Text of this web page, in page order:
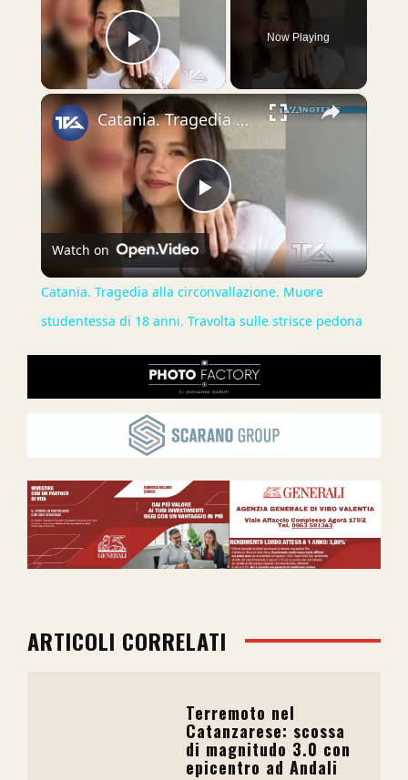
Play Video
Now Playing
×
Play
Video
Catania. Tragedia alla circonvallazione. Muore studentessa di 18 anni. Travolta sulle strisce pedona
Watch on
Catania. Tragedia alla circonvallazione. Muore
studentessa di 18 anni. Travolta sulle strisce pedona
ARTICOLI CORRELATI
Terremoto nel
Catanzarese: scossa
di magnitudo 3.0 con
epicentro ad Andali